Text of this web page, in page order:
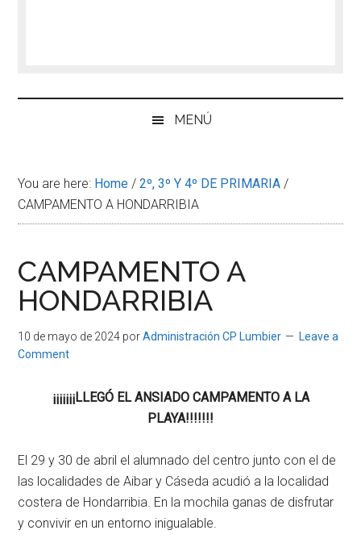
MENÚ
You are here: Home / 2º, 3º Y 4º DE PRIMARIA /
CAMPAMENTO A HONDARRIBIA
CAMPAMENTO A
HONDARRIBIA
10 de mayo de 2024 porAdministración CP Lumbier
Leave a
Comment
¡¡¡¡¡¡¡LLEGÓ EL ANSIADO CAMPAMENTO A LA
PLAYA!!!!!!!
El 29 y 30 de abril el alumnado del centro junto con el de
las localidades de Aibar y Cáseda acudió a la localidad
costera de Hondarribia. En la mochila ganas de disfrutar
y convivir en un entorno inigualable.